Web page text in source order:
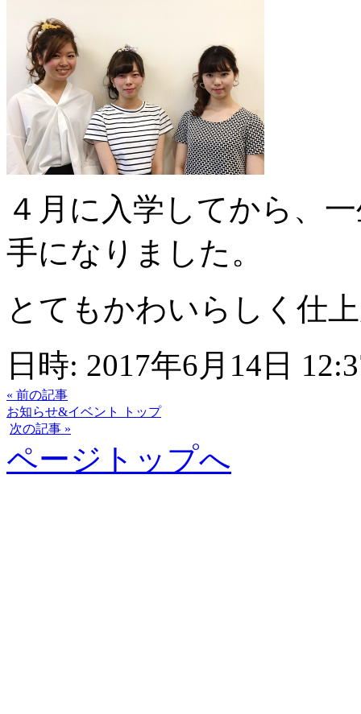
４月に入学してから、
手になりました。
とてもかわいらしく仕
日時: 2017年6月14日
« 前の記事
お知らせ&イベント トップ
次の記事 »
ページトップへ